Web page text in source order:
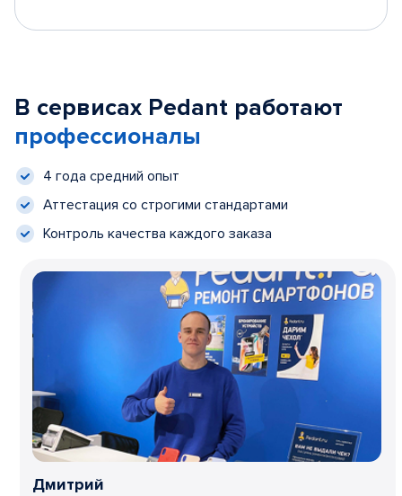
В сервисах Pedant работают
профессионалы
4 года средний опыт
Аттестация со строгими стандартами
Контроль качества каждого заказа
Дмитрий